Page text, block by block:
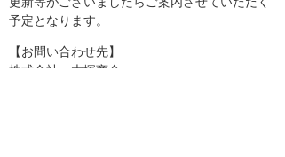
予定となります。
【お問い合わせ先】
株式会社 大塚商会